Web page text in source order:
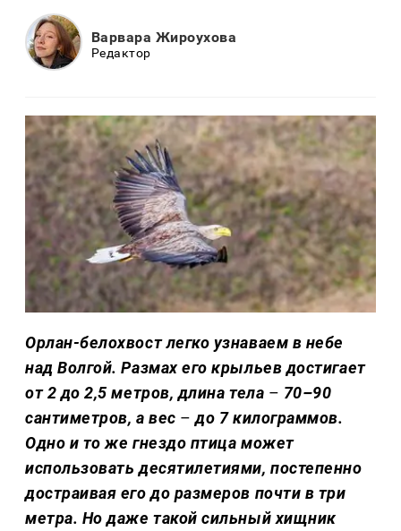
Варвара Жироухова
Редактор
Орлан-белохвост легко узнаваем в небе
над Волгой. Размах его крыльев достигает
от 2 до 2,5 метров, длина тела – 70–90
сантиметров, а вес – до 7 килограммов.
Одно и то же гнездо птица может
использовать десятилетиями, постепенно
достраивая его до размеров почти в три
метра. Но даже такой сильный хищник